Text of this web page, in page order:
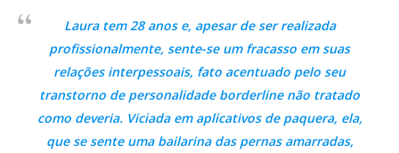
Laura tem 28 anos e, apesar de ser realizada
profissionalmente, sente-se um fracasso em suas
relações interpessoais, fato acentuado pelo seu
transtorno de personalidade borderline não tratado
como deveria. Viciada em aplicativos de paquera, ela,
que se sente uma bailarina das pernas amarradas,